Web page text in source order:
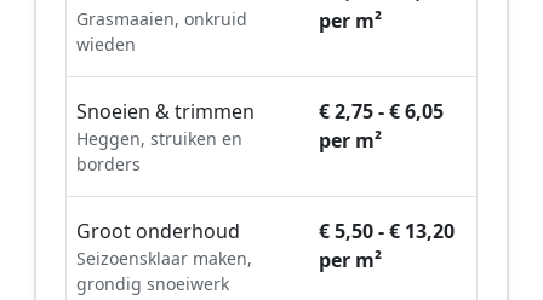
Grasmaaien, onkruid
wieden
per m²
Snoeien & trimmen
Heggen, struiken en
borders
€ 2,75 - € 6,05
per m²
Groot onderhoud
Seizoensklaar maken,
grondig snoeiwerk
€ 5,50 - € 13,20
per m²